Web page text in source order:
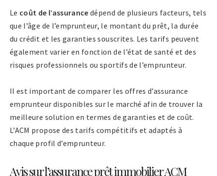
Le coût de l’assurance dépend de plusieurs facteurs, tels
que l’âge de l’emprunteur, le montant du prêt, la durée
du crédit et les garanties souscrites. Les tarifs peuvent
également varier en fonction de l’état de santé et des
risques professionnels ou sportifs de l’emprunteur.
Il est important de comparer les offres d’assurance
emprunteur disponibles sur le marché afin de trouver la
meilleure solution en termes de garanties et de coût.
L’ACM propose des tarifs compétitifs et adaptés à
chaque profil d’emprunteur.
Avis sur l’assurance prêt immobilier ACM